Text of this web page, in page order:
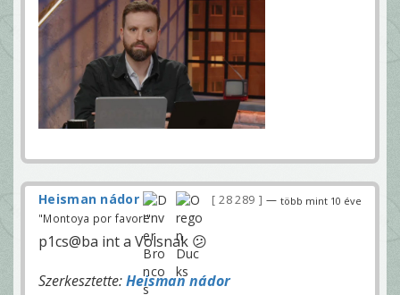
több mint 10 éve
Heisman nádor 28 289
—
"Montoya por favor!"
p1cs@ba int a Volsnak 😕
Szerkesztette:Heisman nádor